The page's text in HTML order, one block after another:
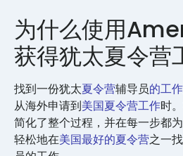
为什么使用
获得犹太夏令营
找到一份犹太夏令营辅导员的工作
从海外申请到美国夏令营工作时
简化了整个过程，并在每一步都
轻松地在美国最好的夏令营之一